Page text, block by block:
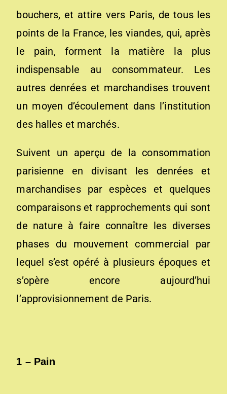
bouchers, et attire vers Paris, de tous les
points de la France, les viandes, qui, après
le pain, forment la matière la plus
indispensable au consommateur. Les
autres denrées et marchandises trouvent
un moyen d’écoulement dans l’institution
des halles et marchés.
Suivent un aperçu de la consommation
parisienne en divisant les denrées et
marchandises par espèces et quelques
comparaisons et rapprochements qui sont
de nature à faire connaître les diverses
phases du mouvement commercial par
lequel s’est opéré à plusieurs époques et
s’opère encore aujourd’hui
l’approvisionnement de Paris.
1 – Pain